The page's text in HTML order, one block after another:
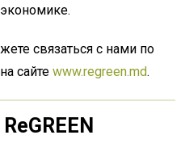
связаться с нами по
сайте www.regreen.md.